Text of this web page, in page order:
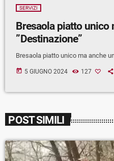
SERVIZI
Bresaola piatto unico
”Destinazione”
Bresaola piatto unico ma anche
today 5 GIUGNO 2024 127
POST SIMILI